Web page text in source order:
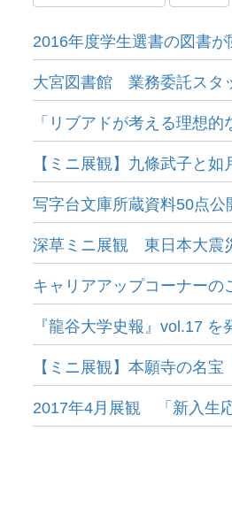
2016年度学生選書の図書
大宮図書館 業務委託スタ
「リブアドが考える理想
【ミニ展観】九條武子と如
写字台文庫所蔵資料50点
深草ミニ展観 東日本大震
キャリアアップコーナーの
『龍谷大学史報』vol.17 を
【ミニ展観】本願寺の名宝
2017年4月展観 「新入生